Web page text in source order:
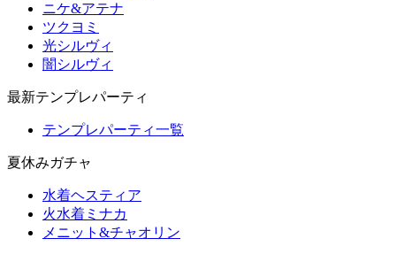
ニケ&アテナ
ツクヨミ
光シルヴィ
闇シルヴィ
最新テンプレパーティ
テンプレパーティ一覧
夏休みガチャ
水着ヘスティア
火水着ミナカ
メニット&チャオリン